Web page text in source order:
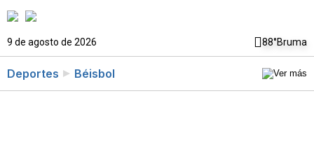
9 de agosto de 2026 88°Bruma
Deportes Béisbol